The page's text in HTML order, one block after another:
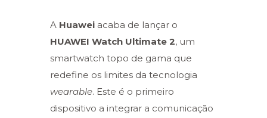
A Huawei acaba de lançar o
HUAWEI Watch Ultimate 2, um
smartwatch topo de gama que
redefine os limites da tecnologia
wearable. Este é o primeiro
dispositivo a integrar a comunicação